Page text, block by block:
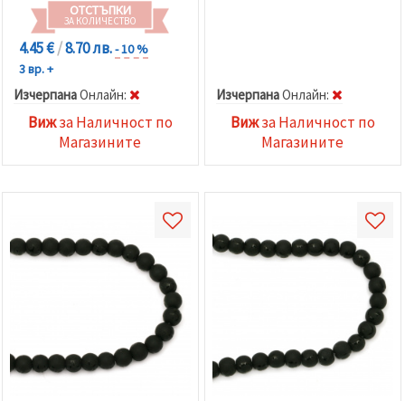
ОТСТЪПКИ
ЗА КОЛИЧЕСТВО
4.45 €/8.70 лв.- 10 %
3 вр. +
ИзчерпанаOнлайн:
Вижза Наличност по
Магазините
ИзчерпанаOнлайн:
Вижза Наличност по
Магазините